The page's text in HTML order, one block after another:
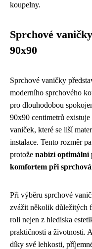
koupelny.
Sprchové
90x90
Sprchové vaničky
moderního sprchového
pro dlouhodobou
90x90 centimetrů
vaniček, které se liší
instalace. Tento rozměr
protože nabízí optimální
komfortem při
Při výběru sprchové
zvážit několik důležitých
roli nejen z hlediska
praktičnosti a životnosti.
díky své lehkosti,